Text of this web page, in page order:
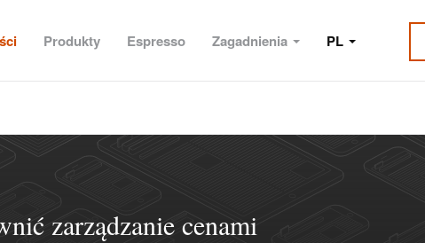
Produkty Espresso Zagadnienia PL
zarządzanie cenami